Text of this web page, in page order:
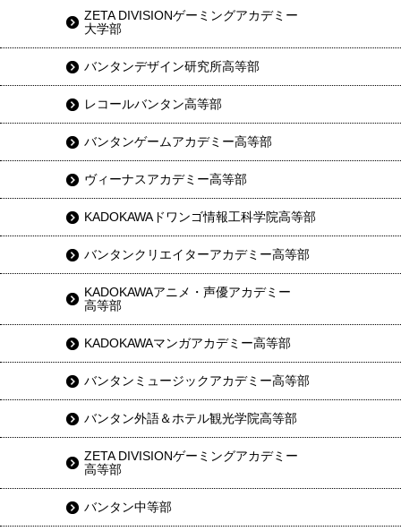
ZETA DIVISIONゲーミングアカデミー
大学部
バンタンデザイン研究所高等部
レコールバンタン高等部
バンタンゲームアカデミー高等部
ヴィーナスアカデミー高等部
KADOKAWAドワンゴ情報工科学院高等部
バンタンクリエイターアカデミー高等部
KADOKAWAアニメ・声優アカデミー
高等部
KADOKAWAマンガアカデミー高等部
バンタンミュージックアカデミー高等部
バンタン外語＆ホテル観光学院高等部
ZETA DIVISIONゲーミングアカデミー
高等部
バンタン中等部